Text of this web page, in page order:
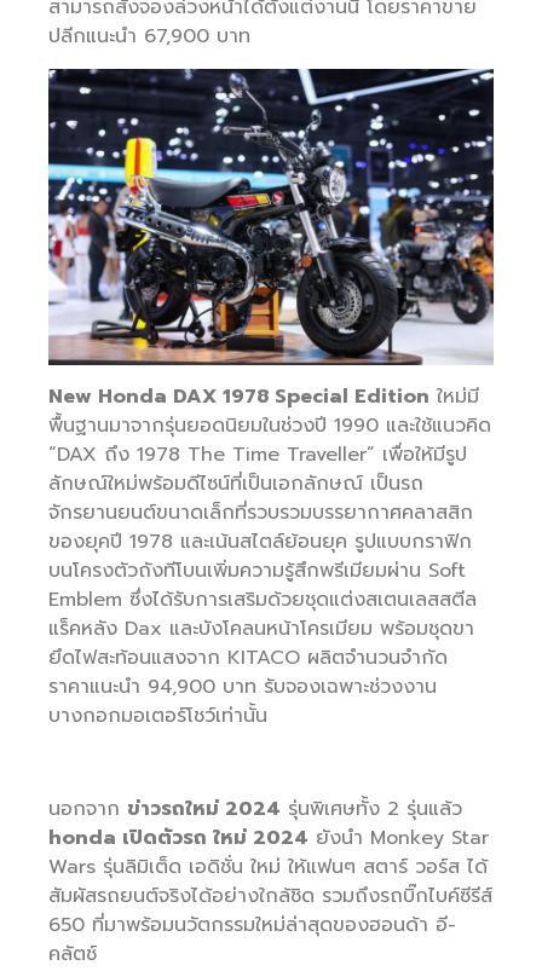
สามารถสั่งจองล่วงหน้าได้ตั้งแต่งานนี้ โดยราคาขาย
ปลีกแนะนำ 67,900 บาท
New Honda DAX 1978 Special Edition ใหม่มี
พื้นฐานมาจากรุ่นยอดนิยมในช่วงปี 1990 และใช้แนวคิด
“DAX ถึง 1978 The Time Traveller” เพื่อให้มีรูป
ลักษณ์ใหม่พร้อมดีไซน์ที่เป็นเอกลักษณ์ เป็นรถ
จักรยานยนต์ขนาดเล็กที่รวบรวมบรรยากาศคลาสสิก
ของยุคปี 1978 และเน้นสไตล์ย้อนยุค รูปแบบกราฟิก
บนโครงตัวถังทีโบนเพิ่มความรู้สึกพรีเมียมผ่าน Soft
Emblem ซึ่งได้รับการเสริมด้วยชุดแต่งสเตนเลสสตีล
แร็คหลัง Dax และบังโคลนหน้าโครเมียม พร้อมชุดขา
ยึดไฟสะท้อนแสงจาก KITACO ผลิตจำนวนจำกัด
ราคาแนะนำ 94,900 บาท รับจองเฉพาะช่วงงาน
บางกอกมอเตอร์โชว์เท่านั้น
นอกจาก ข่าวรถใหม่ 2024 รุ่นพิเศษทั้ง 2 รุ่นแล้ว
honda เปิดตัวรถ ใหม่ 2024 ยังนำ Monkey Star
Wars รุ่นลิมิเต็ด เอดิชั่น ใหม่ ให้แฟนๆ สตาร์ วอร์ส ได้
สัมผัสรถยนต์จริงได้อย่างใกล้ชิด รวมถึงรถบิ๊กไบค์ซีรีส์
650 ที่มาพร้อมนวัตกรรมใหม่ล่าสุดของฮอนด้า อี-
คลัตช์